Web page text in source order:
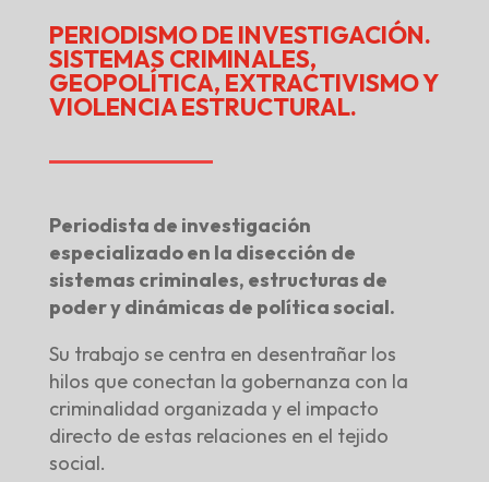
PERIODISMO DE INVESTIGACIÓN.
SISTEMAS CRIMINALES,
GEOPOLÍTICA, EXTRACTIVISMO Y
VIOLENCIA ESTRUCTURAL.
Periodista de investigación
especializado en la disección de
sistemas criminales, estructuras de
poder y dinámicas de política social.
Su trabajo se centra en desentrañar los
hilos que conectan la gobernanza con la
criminalidad organizada y el impacto
directo de estas relaciones en el tejido
social.